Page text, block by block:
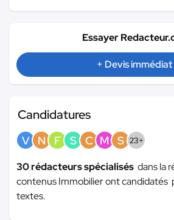
Essayer
+ Devis immédiat
Candidatures
V N F S C M S 23+
30 rédacteurs spécialisés dans la
contenus Immobilier ont candidatés
textes.